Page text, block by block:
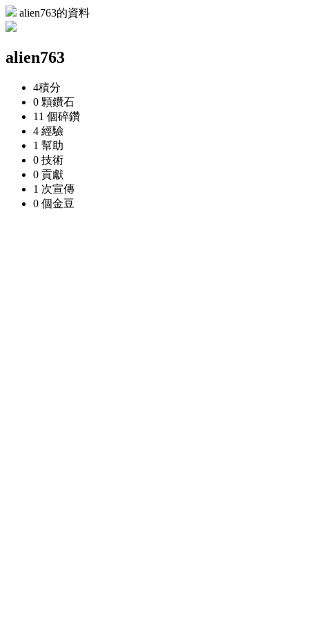
alien763的資料
alien763
4積分
0 顆鑽石
11 個碎鑽
4 經驗
1 幫助
0 技術
0 貢獻
1 次宣傳
0 個金豆